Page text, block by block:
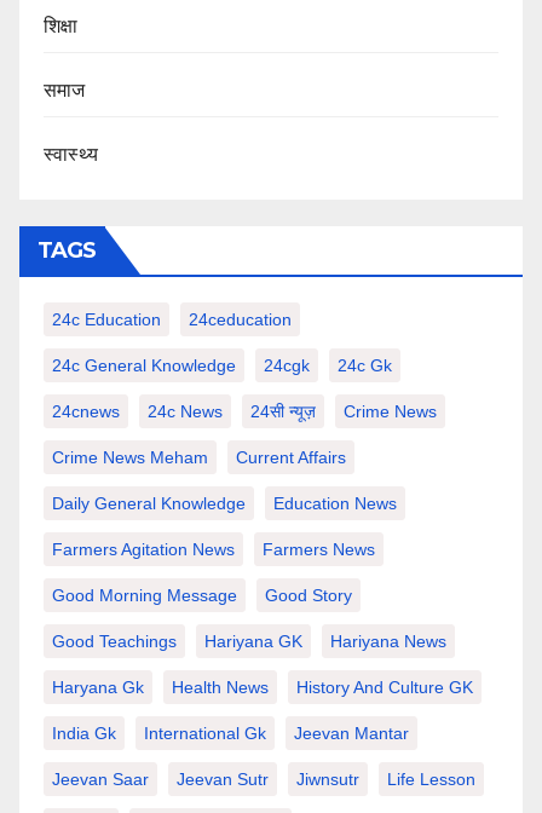
शिक्षा
समाज
स्वास्थ्य
TAGS
24c Education 24ceducation
24c General Knowledge 24cgk 24c Gk
24cnews 24c News 24सी न्यूज़ Crime News
Crime News Meham Current Affairs
Daily General Knowledge Education News
Farmers Agitation News Farmers News
Good Morning Message Good Story
Good Teachings Hariyana GK Hariyana News
Haryana Gk Health News History And Culture GK
India Gk International Gk Jeevan Mantar
Jeevan Saar Jeevan Sutr Jiwnsutr Life Lesson